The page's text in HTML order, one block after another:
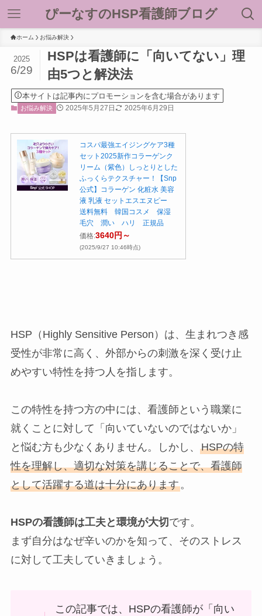
ぴーなすのHSP看護師ブログ
ホーム お悩み解決
HSPは看護師に「向いてない」理
由5つと解決法
2025
6/29
本サイトは記事内にプロモーションを含む場合があります
お悩み解決 2025年5月27日 2025年6月29日
コスパ最強エイジングケア3種
セット2025新作コラーゲンク
リーム（紫色）しっとりとした
ふっくらテクスチャー！【Snp
公式】コラーゲン 化粧水 美容
液 乳液 セットエスエヌピー
送料無料 韓国コスメ 保湿
毛穴 潤い ハリ 正規品
価格:3640円～
(2025/9/27 10:46時点)
HSP（Highly Sensitive Person）は、生まれつき感
受性が非常に高く、外部からの刺激を深く受け止
めやすい特性を持つ人を指します。
この特性を持つ方の中には、看護師という職業に
就くことに対して「向いていないのではないか」
と悩む方も少なくありません。しかし、 HSPの特
性を理解し、適切な対策を講じることで、看護師
として活躍する道は十分にあります。
HSPの看護師は工夫と環境が大切 です。
まず自分はなぜ辛いのかを知って、そのストレス
に対して工夫 していきましょう。
この記事では、HSPの看護師が「向い